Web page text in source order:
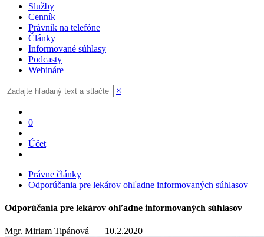
Služby
Cenník
Právnik na telefóne
Články
Informované súhlasy
Podcasty
Webináre
×
0
Účet
Právne články
Odporúčania pre lekárov ohľadne informovaných súhlasov
Odporúčania pre lekárov ohľadne informovaných súhlasov
Mgr. Miriam Tipánová | 10.2.2020